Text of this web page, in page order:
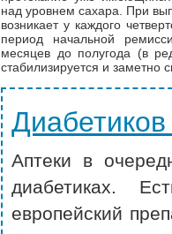
над уровнем сахара. При
возникает у каждого
период начальной
месяцев до полугода (в
стабилизируется и заметно
Аптеки в
диабетиках.
европейский